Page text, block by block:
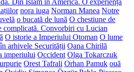
nora iuga Norman Manea Notre
o bucată de lună O chestiune de
complicată. Convorbiri cu Lucian
O istorie a Imperiului Otoman O lume
arhivele Securității Oana Chirilă
imperiului Occident Olga Tokarczuk
Orest Tafrali Orhan Pamuk ouă